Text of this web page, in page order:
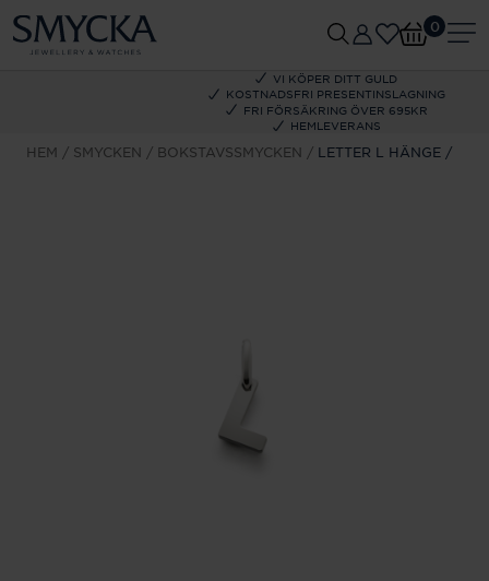
VI KÖPER DITT GULD
KOSTNADSFRI PRESENTINSLAGNING
FRI FÖRSÄKRING ÖVER 695KR
HEMLEVERANS
0
HEM SMYCKEN BOKSTAVSSMYCKEN LETTER L HÄNGE